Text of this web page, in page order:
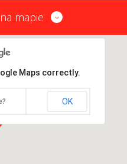
mapie
Maps correctly.
OK